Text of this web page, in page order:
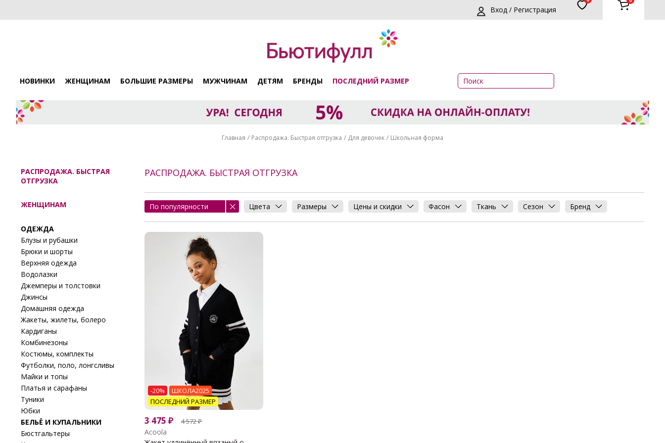
Вход / Регистрация
НОВИНКИ ЖЕНЩИНАМ БОЛЬШИЕ РАЗМЕРЫ МУЖЧИНАМ ДЕТЯМ БРЕНДЫ ПОСЛЕДНИЙ РАЗМЕР
Главная Распродажа. Быстрая отгрузка Для девочек Школьная форма
РАСПРОДАЖА. БЫСТРАЯ
ОТГРУЗКА
ЖЕНЩИНАМ
ОДЕЖДА
Блузы и рубашки
Брюки и шорты
Верхняя одежда
Водолазки
Джемперы и толстовки
Джинсы
Домашняя одежда
Жакеты, жилеты, болеро
Кардиганы
Комбинезоны
Костюмы, комплекты
Футболки, поло, лонгсливы
Майки и топы
Платья и сарафаны
Туники
Юбки
БЕЛЬЁ И КУПАЛЬНИКИ
Бюстгальтеры
РАСПРОДАЖА. БЫСТРАЯ ОТГРУЗКА
По популярности Цвета Размеры Цены и скидки Фасон Ткань Сезон Бренд
-20%
ШКОЛА2025
ПОСЛЕДНИЙ РАЗМЕР
3 475 ₽ 4 572₽
Acoola